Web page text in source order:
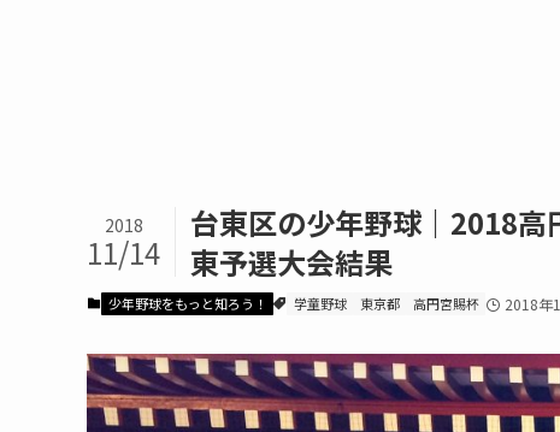
台東区の少年野球｜2018
東予選大会結果
2018
11/14
少年野球をもっと知ろう！ 学童野球 東京都 高円宮賜杯 2018年